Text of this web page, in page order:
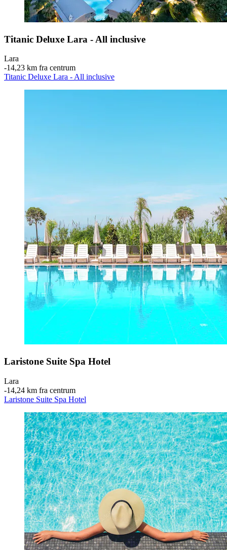
Titanic Deluxe Lara - All inclusive
Lara
‐14,23 km fra centrum
Titanic Deluxe Lara - All inclusive
Laristone Suite Spa Hotel
Lara
‐14,24 km fra centrum
Laristone Suite Spa Hotel